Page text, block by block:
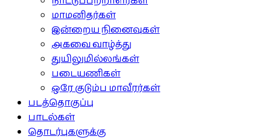
மாமனிதர்கள்
இன்றைய நினைவுகள்
அகவை வாழ்த்து
துயிலுமில்லங்கள்
படையணிகள்
ஒரே குடும்ப மாவீரர்கள்
படத்தொகுப்பு
பாடல்கள்
தொடர்புகளுக்கு